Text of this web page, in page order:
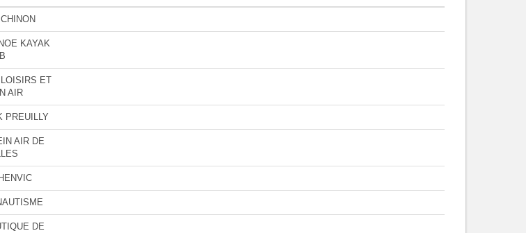
KAYAK
ET
AIR
PREUILLY
AIR DE
DE